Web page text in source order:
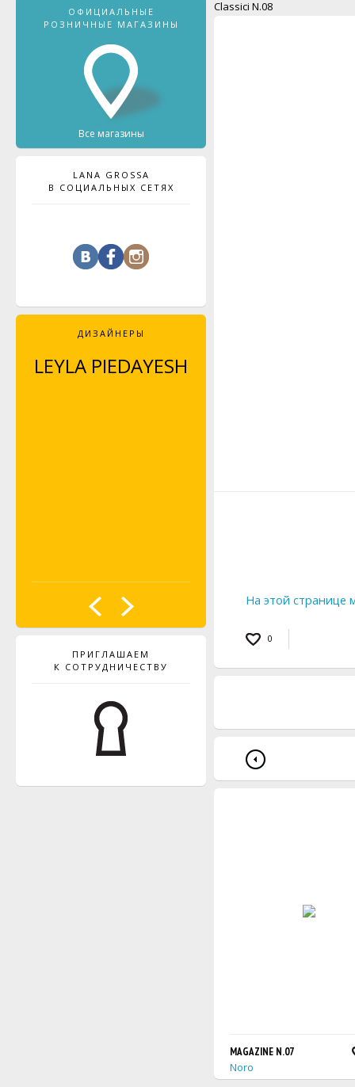
ОФИЦИАЛЬНЫЕ
РОЗНИЧНЫЕ МАГАЗИНЫ
Все магазины
LANA GROSSA
В СОЦИАЛЬНЫХ СЕТЯХ
ДИЗАЙНЕРЫ
LEYLA PIEDAYESH
ПРИГЛАШАЕМ
К СОТРУДНИЧЕСТВУ
Classici N.08
На этой странице
0
MAGAZINE N.07
Noro